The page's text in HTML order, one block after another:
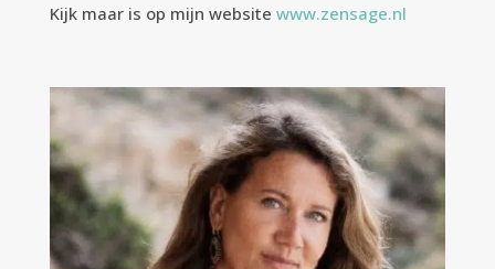
Kijk maar is op mijn website www.zensage.nl